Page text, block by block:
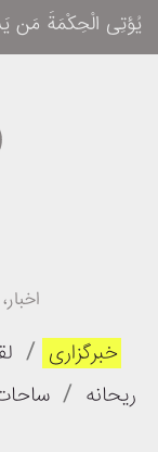
یُؤتِی الْحِکْمَةَ مَن
خبرگزاری /
ریحانه /